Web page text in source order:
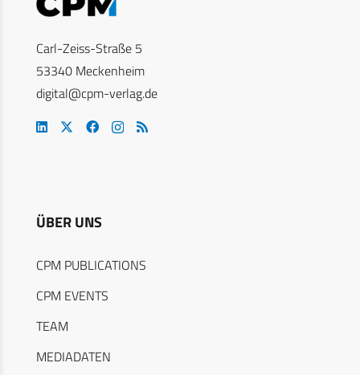
Carl-Zeiss-Straße 5
53340 Meckenheim
digital@cpm-verlag.de
ÜBER UNS
CPM PUBLICATIONS
CPM EVENTS
TEAM
MEDIADATEN